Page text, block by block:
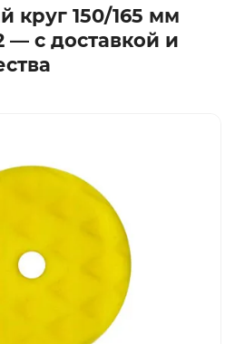
круг 150/165 мм
— с доставкой и